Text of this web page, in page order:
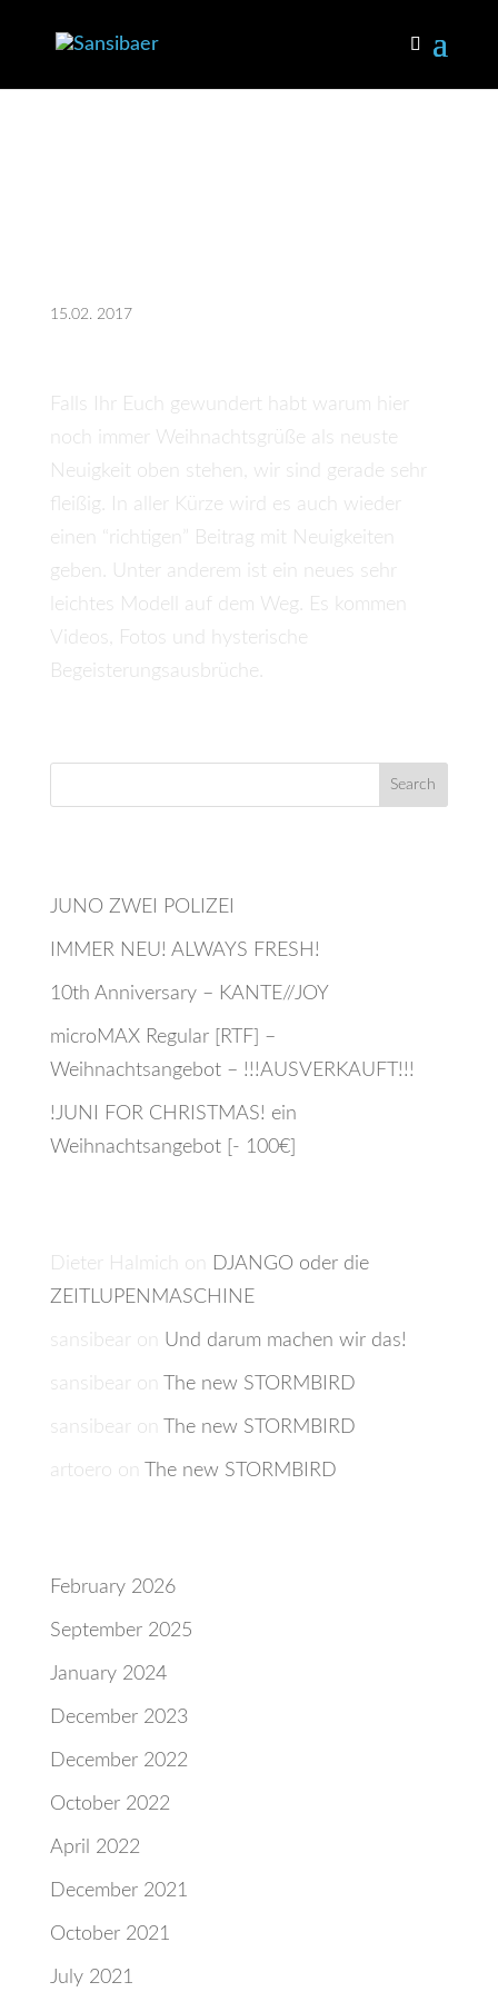
15.02. 2017
Falls Ihr Euch gewundert habt warum hier
noch immer Weihnachtsgrüße als neuste
Neuigkeit oben stehen, wir sind gerade sehr
fleißig. In aller Kürze wird es auch wieder
einen “richtigen” Beitrag mit Neuigkeiten
geben. Unter anderem ist ein neues sehr
leichtes Modell auf dem Weg. Es kommen
Videos, Fotos und hysterische
Begeisterungsausbrüche.
JUNO ZWEI POLIZEI
IMMER NEU! ALWAYS FRESH!
10th Anniversary – KANTE//JOY
microMAX Regular [RTF] –
Weihnachtsangebot – !!!AUSVERKAUFT!!!
!JUNI FOR CHRISTMAS! ein
Weihnachtsangebot [- 100€]
Dieter Halmich on DJANGO oder die
ZEITLUPENMASCHINE
sansibear on Und darum machen wir das!
sansibear on The new STORMBIRD
sansibear on The new STORMBIRD
artoero on The new STORMBIRD
February 2026
September 2025
January 2024
December 2023
December 2022
October 2022
April 2022
December 2021
October 2021
July 2021